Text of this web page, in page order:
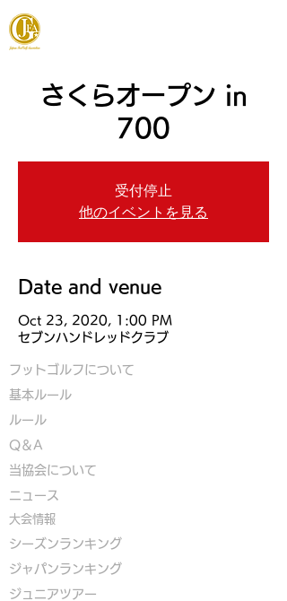
さくらオープン in
700
受付停止
他のイベントを見る
Date and venue
Oct 23, 2020, 1:00 PM
セブンハンドレッドクラブ
フットゴルフについて
基本ルール
ルール
Q＆A
​当協会について
​ニュース
大会情報
シーズンランキング
ジャパンランキング
ジュニアツアー